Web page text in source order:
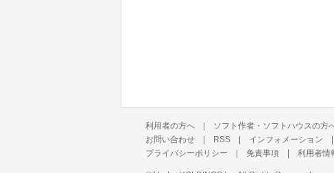
利用者の方へ | ソフト作者・ソフトハウスの方
お問い合わせ | RSS | インフォメーション
プライバシーポリシー | 免責事項 | 利用者情